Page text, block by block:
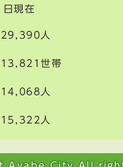
現在
29,390人
13,821世帯
14,068人
15,322人